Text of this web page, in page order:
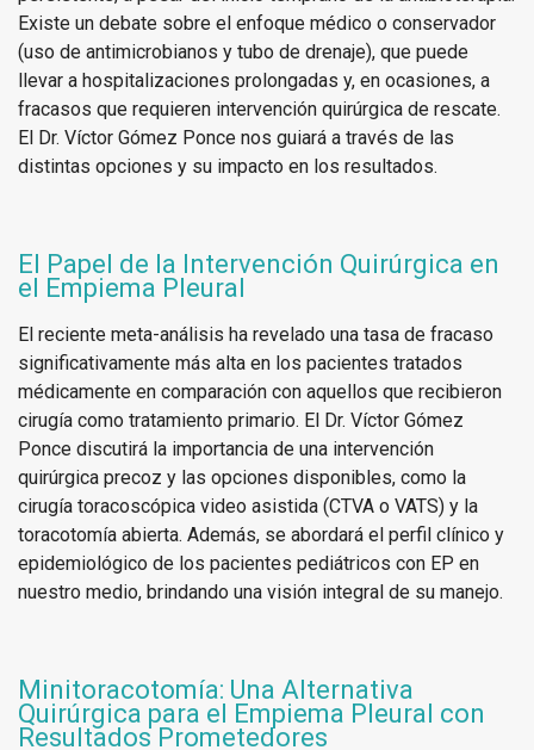
Existe un debate sobre el enfoque médico o conservador
(uso de antimicrobianos y tubo de drenaje), que puede
llevar a hospitalizaciones prolongadas y, en ocasiones, a
fracasos que requieren intervención quirúrgica de rescate.
El Dr. Víctor Gómez Ponce nos guiará a través de las
distintas opciones y su impacto en los resultados.
El Papel de la Intervención Quirúrgica en
el Empiema Pleural
El reciente meta-análisis ha revelado una tasa de fracaso
significativamente más alta en los pacientes tratados
médicamente en comparación con aquellos que recibieron
cirugía como tratamiento primario. El Dr. Víctor Gómez
Ponce discutirá la importancia de una intervención
quirúrgica precoz y las opciones disponibles, como la
cirugía toracoscópica video asistida (CTVA o VATS) y la
toracotomía abierta. Además, se abordará el perfil clínico y
epidemiológico de los pacientes pediátricos con EP en
nuestro medio, brindando una visión integral de su manejo.
Minitoracotomía: Una Alternativa
Quirúrgica para el Empiema Pleural con
Resultados Prometedores